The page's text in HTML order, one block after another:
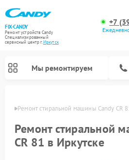
FIX-CANDY
Ремонт устройств Candy
Специализированный
cервисный центр г.Иркутск
+7
Мы ремонтируем
Ремонт стиральной машины Candy CR
Ремонт стиральной
CR 81 в Иркутске